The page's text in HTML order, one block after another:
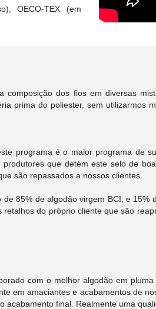
OECO-TEX (em
composição dos fios em diversas
prima do poliester, sem utilizarmos
programa é o maior programa de
que detém este selo de
são repassados a nossos clientes.
de 85% de algodão virgem BCI, e
do próprio cliente que são
com o melhor algodão em
em amaciantes e acabamentos de
acabamento final. Realmente uma